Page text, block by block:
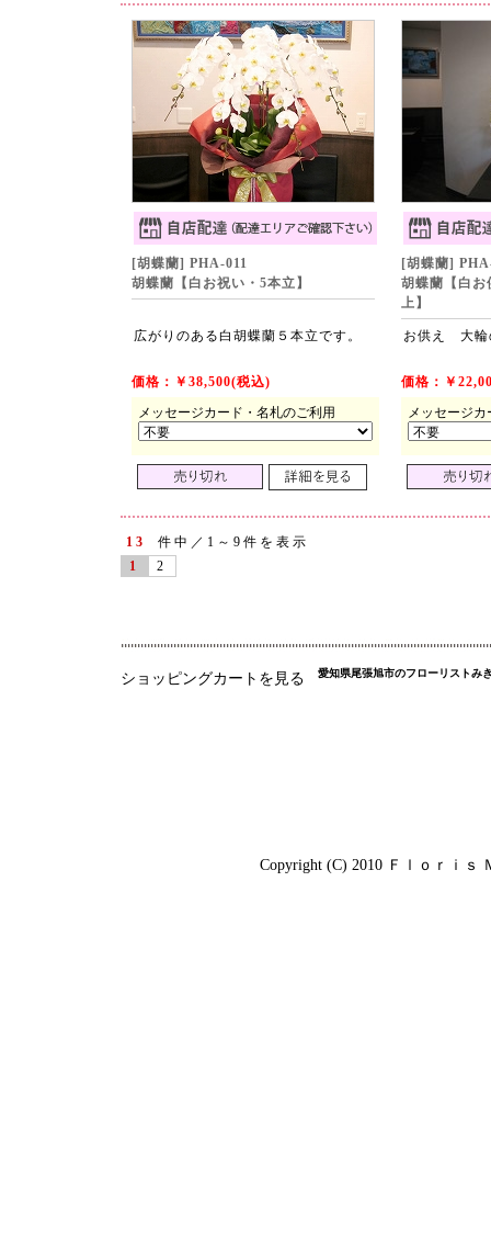
[胡蝶蘭] PHA-011
胡蝶蘭【白お祝い・5本立】
[胡蝶蘭]
胡蝶蘭【白お
上】
広がりのある白胡蝶蘭５本立です。 お供え 大輪
価格：￥38,500(税込)
メッセージカード・名札のご利用
価格：￥
メッセージ
13
件中／1～9件を表示
1
2
ショッピングカートを見る 愛知県尾張旭市のフローリストみ
Copyright (C) 2010 Ｆｌｏｒｉｓ